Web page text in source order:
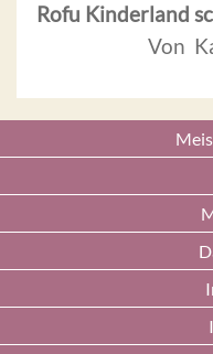
Rofu Kinderland
Von